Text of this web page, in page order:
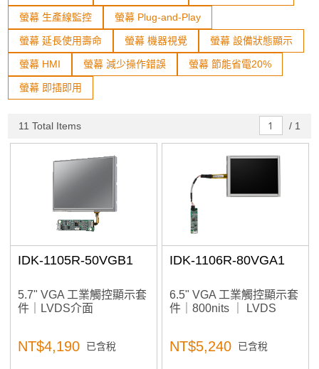
通用型商用螢幕
醫療級顯示器
GPU卡
規格篩選
螢幕 生產線監控 螢幕 Plug-and-Play
螢幕 延長使用壽命 螢幕 機器視覺 螢幕 設備狀態顯示
螢幕 HMI 螢幕 減少操作錯誤 螢幕 節能省電20%
螢幕 即插即用
11 Total Items / 1
IDK-1105R-50VGB1
5.7" VGA 工業觸控顯示套
件｜LVDS介面
NT$4,190 已含稅
IDK-1106R-80VGA1
6.5" VGA 工業觸控顯示套
件｜800nits ｜ LVDS
NT$5,240 已含稅